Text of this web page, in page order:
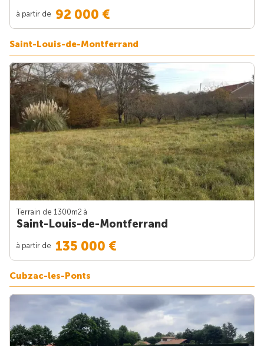
à partir de 92 000 €
Saint-Louis-de-Montferrand
Terrain de 1300m2 à
Saint-Louis-de-Montferrand
à partir de 135 000 €
Cubzac-les-Ponts